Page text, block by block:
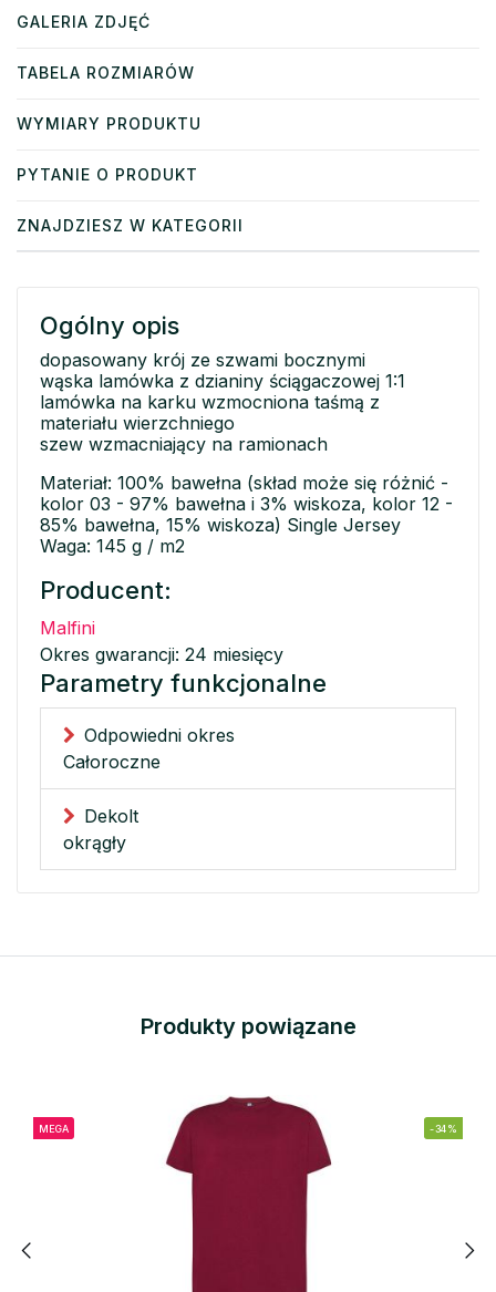
GALERIA ZDJĘĆ
TABELA ROZMIARÓW
WYMIARY PRODUKTU
PYTANIE O PRODUKT
ZNAJDZIESZ W KATEGORII
Ogólny opis
dopasowany krój ze szwami bocznymi
wąska lamówka z dzianiny ściągaczowej 1:1
lamówka na karku wzmocniona taśmą z
materiału wierzchniego
szew wzmacniający na ramionach
Materiał: 100% bawełna (skład może się różnić -
kolor 03 - 97% bawełna i 3% wiskoza, kolor 12 -
85% bawełna, 15% wiskoza) Single Jersey
Waga: 145 g / m2
Producent:
Malfini
Okres gwarancji: 24 miesięcy
Parametry funkcjonalne
Odpowiedni okres
Całoroczne
Dekolt
okrągły
Produkty powiązane
MEGA -34%